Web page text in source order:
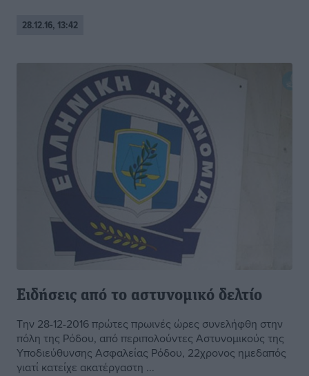
28.12.16, 13:42
Ειδήσεις από το αστυνομικό δελτίο
Την 28-12-2016 πρώτες πρωινές ώρες συνελήφθη στην
πόλη της Ρόδου, από περιπολούντες Αστυνομικούς της
Υποδιεύθυνσης Ασφαλείας Ρόδου, 22χρονος ημεδαπός
γιατί κατείχε ακατέργαστη ...